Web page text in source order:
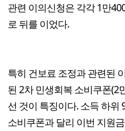
관련 이의신청은 각각 1만
로 뒤를 이었다.
특히 건보료 조정과 관련된
된 2차 민생회복 소비쿠폰(2
선 것이 특징이다. 소득 하위
소비쿠폰과 달리 이번 지원